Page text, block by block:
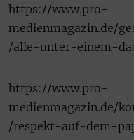
https://www.pro-
medienmagazin.de/
/alle-unter-einem-
https://www.pro-
medienmagazin.de/
/respekt-auf-dem-